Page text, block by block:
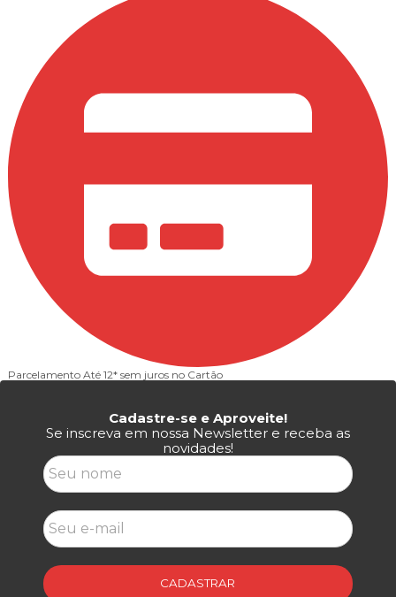
Parcelamento Até 12* sem juros no Cartão
Cadastre-se e Aproveite!
Se inscreva em nossa Newsletter e receba as
novidades!
CADASTRAR